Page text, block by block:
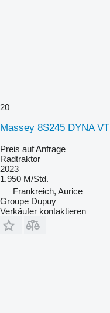
20
Massey 8S245 DYNA VT
Preis auf Anfrage
Radtraktor
2023
1.950 M/Std.
Frankreich, Aurice
Groupe Dupuy
Verkäufer kontaktieren